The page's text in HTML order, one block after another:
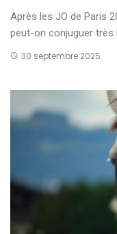
Après les JO de Paris
peut-on conjuguer très
30 septembre 2025